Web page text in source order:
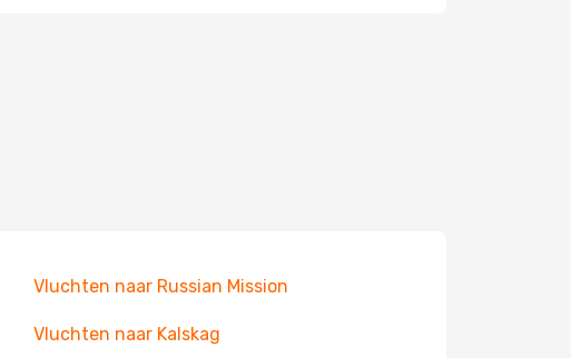
Vluchten naar Russian Mission
Vluchten naar Kalskag